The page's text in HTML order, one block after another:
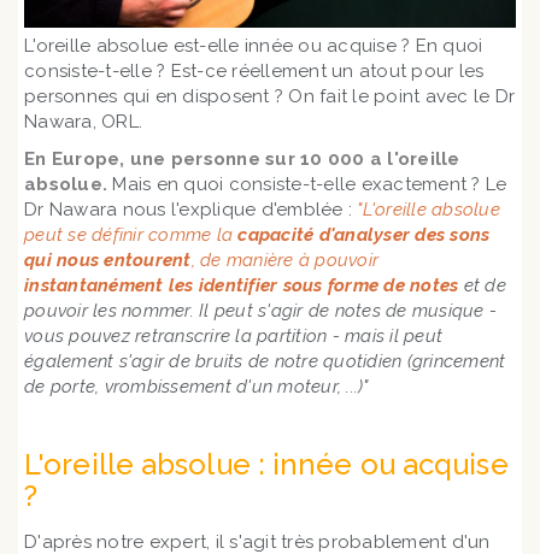
L'oreille absolue est-elle innée ou acquise ? En quoi
consiste-t-elle ? Est-ce réellement un atout pour les
personnes qui en disposent ? On fait le point avec le Dr
Nawara, ORL.
En Europe, une personne sur 10 000 a l'oreille
absolue. Mais en quoi consiste-t-elle exactement ? Le
Dr Nawara nous l'explique d'emblée : "L'oreille absolue
peut se définir comme lacapacité d'analyser des sons
qui nous entourent , de manière à pouvoir
instantanément les identifier sous forme de notes et de
pouvoir les nommer. Il peut s'agir de notes de musique -
vous pouvez retranscrire la partition - mais il peut
également s'agir de bruits de notre quotidien (grincement
de porte, vrombissement d'un moteur, ...)"
L'oreille absolue : innée ou acquise
?
D'après notre expert, il s'agit très probablement d'un